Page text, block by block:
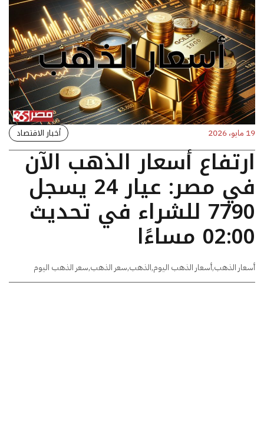
19 مايو، 2026 أخبار الاقتصاد
ارتفاع أسعار الذهب الآن
في مصر: عيار 24 يسجل
7790 للشراء في تحديث
02:00 مساءًا
أسعار الذهب,أسعار الذهب اليوم,الذهب,سعر الذهب,سعر الذهب اليوم